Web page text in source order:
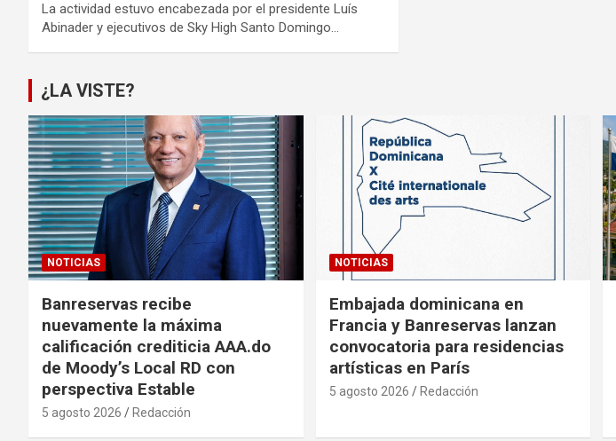
La actividad estuvo encabezada por el presidente Luís
Abinader y ejecutivos de Sky High Santo Domingo…
¿LA VISTE?
NOTICIAS
Banreservas recibe
nuevamente la máxima
calificación crediticia AAA.do
de Moody’s Local RD con
perspectiva Estable
5 agosto 2026 Redacción
NOTICIAS
Embajada dominicana en
Francia y Banreservas lanzan
convocatoria para residencias
artísticas en París
5 agosto 2026 Redacción